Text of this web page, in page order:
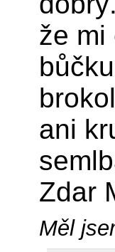
že mi
ani
Zdar
Měl